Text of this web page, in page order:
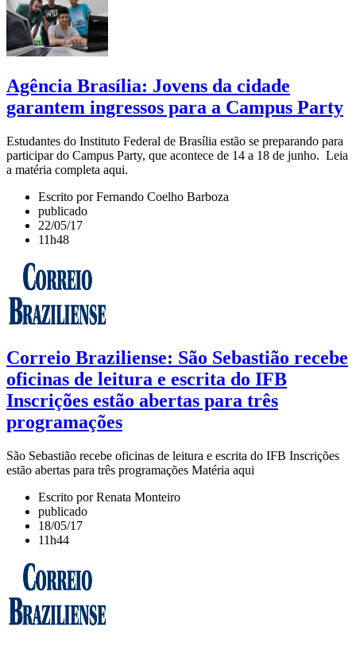
Agência Brasília: Jovens da cidade
garantem ingressos para a Campus Party
Estudantes do Instituto Federal de Brasília estão se preparando para
participar do Campus Party, que acontece de 14 a 18 de junho. Leia
a matéria completa aqui.
Escrito por Fernando Coelho Barboza
publicado
22/05/17
11h48
Correio Braziliense: São Sebastião recebe
oficinas de leitura e escrita do IFB
Inscrições estão abertas para três
programações
São Sebastião recebe oficinas de leitura e escrita do IFB Inscrições
estão abertas para três programações Matéria aqui
Escrito por Renata Monteiro
publicado
18/05/17
11h44